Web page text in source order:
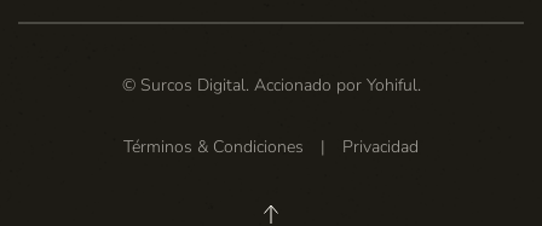
© Surcos Digital. Accionado por Yohiful.
Términos & Condiciones | Privacidad